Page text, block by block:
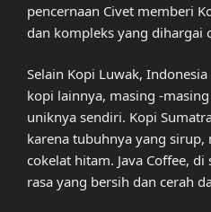
pencernaan Civet memberi
dan kompleks yang dihargai
Selain Kopi Luwak,
kopi lainnya, masing -
uniknya sendiri. Kopi
karena tubuhnya yang sirup,
cokelat hitam. Java Coffee,
rasa yang bersih dan cerah